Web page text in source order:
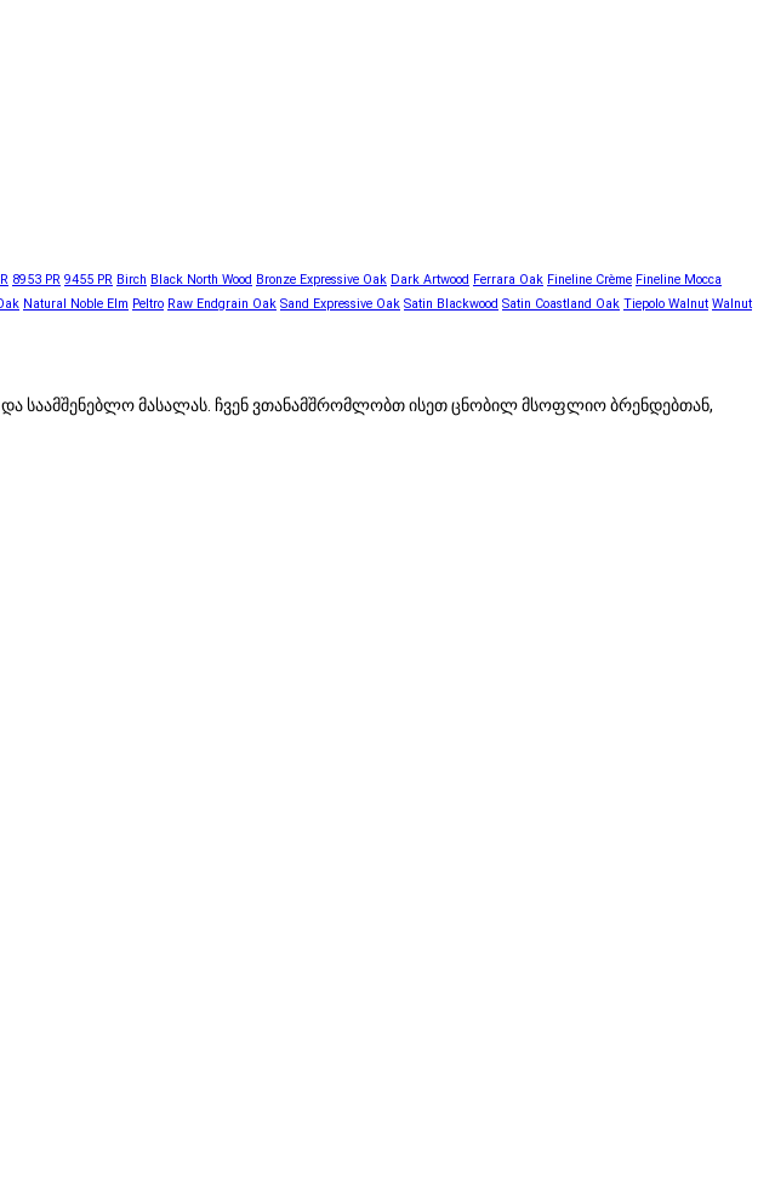
8953 PR 9455 PR Birch Black North Wood Bronze Expressive Oak Dark Artwood Ferrara Oak Fineline Crème Fineline Mocca
Natural Noble Elm Peltro Raw Endgrain Oak Sand Expressive Oak Satin Blackwood Satin Coastland Oak Tiepolo Walnut Walnut
საამშენებლო მასალას. ჩვენ ვთანამშრომლობთ ისეთ ცნობილ მსოფლიო ბრენდებთან,